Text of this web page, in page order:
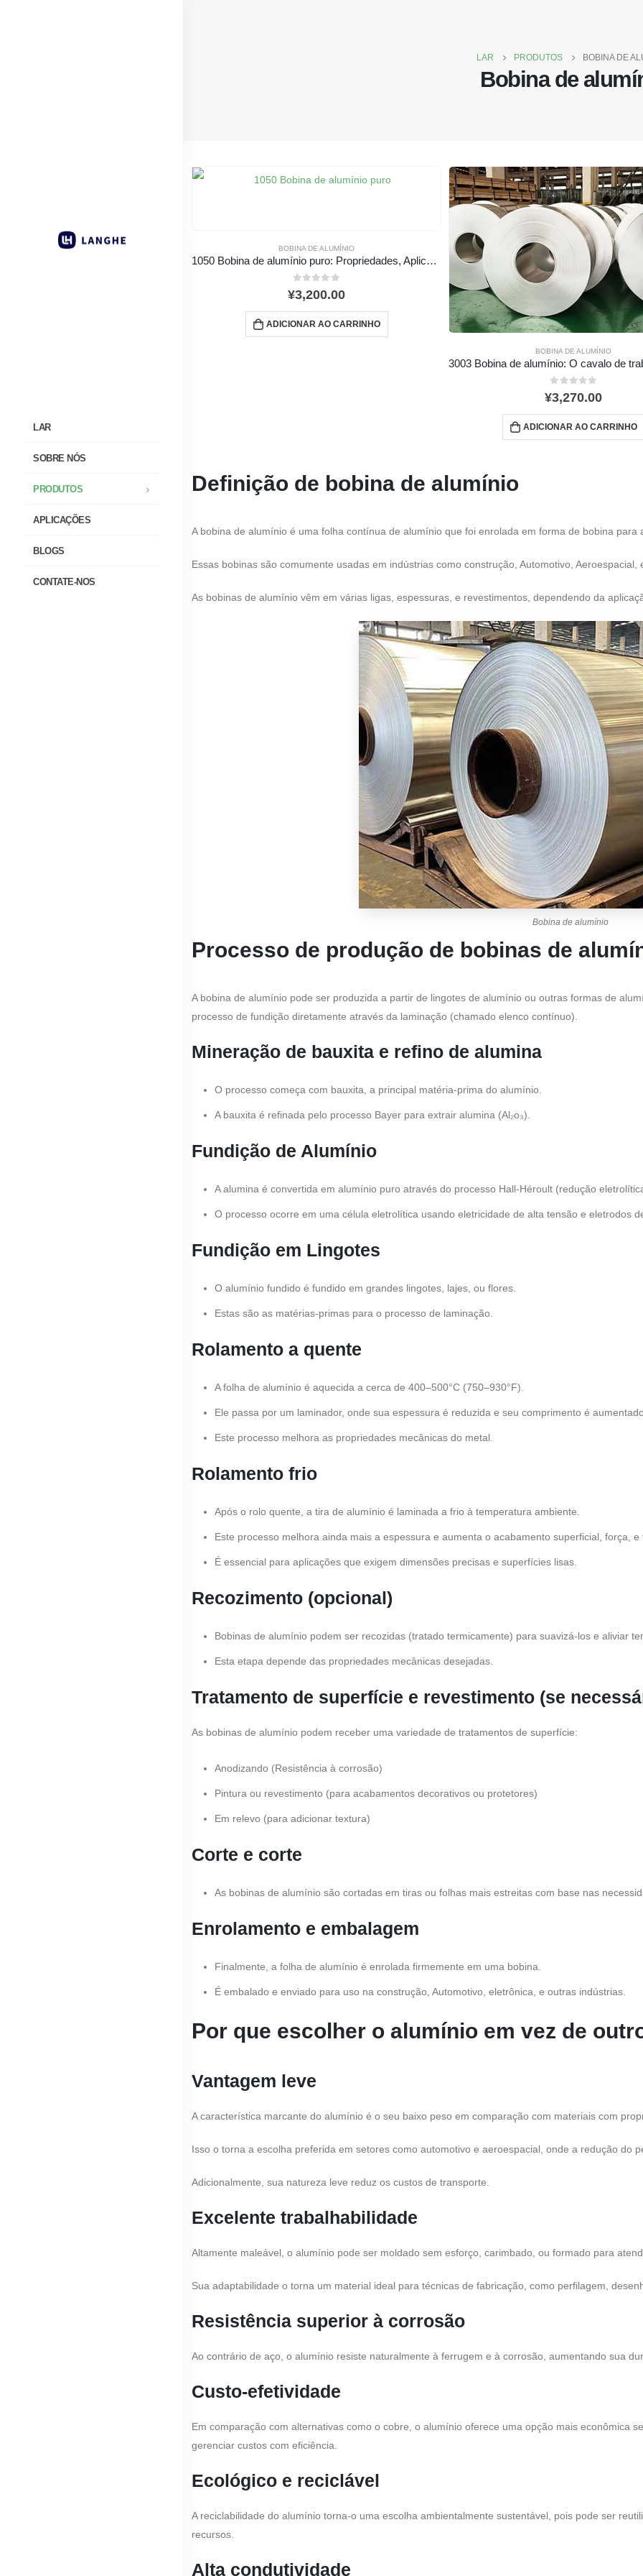
LAR
SOBRE NÓS
PRODUTOS
APLICAÇÕES
BLOGS
CONTATE-NOS
LAR PRODUTOS BOBINA DE
Bobina de
BOBINA DE ALUMÍNIO
1050 Bobina de alumínio puro: Propriedades, Aplicações, e fabricação
0fora de 5
¥3,200.00
ADICIONAR AO CARRINHO
BOBINA DE ALUMÍNIO
0fora de 5
¥3,270.00
ADICIONAR AO CARRINHO
Definição de bobina de alumínio
A bobina de alumínio é uma folha contínua de alumínio que foi enrolada em forma de bobina
Essas bobinas são comumente usadas em indústrias como construção, Automotivo, Aeroespacial,
As bobinas de alumínio vêm em várias ligas, espessuras, e revestimentos, dependendo da
Bobina de alumínio
Processo de produção de bobinas de
A bobina de alumínio pode ser produzida a partir de lingotes de alumínio ou outras formas de
processo de fundição diretamente através da laminação (chamado elenco contínuo).
Mineração de bauxita e refino de alumina
O processo começa com bauxita, a principal matéria-prima do alumínio.
A bauxita é refinada pelo processo Bayer para extrair alumina (Al₂o₃).
Fundição de Alumínio
A alumina é convertida em alumínio puro através do processo Hall-Héroult (redução
O processo ocorre em uma célula eletrolítica usando eletricidade de alta tensão e eletrodos
Fundição em Lingotes
O alumínio fundido é fundido em grandes lingotes, lajes, ou flores.
Estas são as matérias-primas para o processo de laminação.
Rolamento a quente
A folha de alumínio é aquecida a cerca de 400–500°C (750–930°F).
Ele passa por um laminador, onde sua espessura é reduzida e seu comprimento é
Este processo melhora as propriedades mecânicas do metal.
Rolamento frio
Após o rolo quente, a tira de alumínio é laminada a frio à temperatura ambiente.
Este processo melhora ainda mais a espessura e aumenta o acabamento superficial, força, e
É essencial para aplicações que exigem dimensões precisas e superfícies lisas.
Recozimento (opcional)
Bobinas de alumínio podem ser recozidas (tratado termicamente) para suavizá-los e aliviar
Esta etapa depende das propriedades mecânicas desejadas.
Tratamento de superfície e revestimento (se
As bobinas de alumínio podem receber uma variedade de tratamentos de superfície:
Anodizando (Resistência à corrosão)
Pintura ou revestimento (para acabamentos decorativos ou protetores)
Em relevo (para adicionar textura)
Corte e corte
As bobinas de alumínio são cortadas em tiras ou folhas mais estreitas com base nas
Enrolamento e embalagem
Finalmente, a folha de alumínio é enrolada firmemente em uma bobina.
É embalado e enviado para uso na construção, Automotivo, eletrônica, e outras indústrias.
Por que escolher o alumínio em vez de
Vantagem leve
A característica marcante do alumínio é o seu baixo peso em comparação com materiais com
Isso o torna a escolha preferida em setores como automotivo e aeroespacial, onde a redução do
Adicionalmente, sua natureza leve reduz os custos de transporte.
Excelente trabalhabilidade
Altamente maleável, o alumínio pode ser moldado sem esforço, carimbado, ou formado para
Sua adaptabilidade o torna um material ideal para técnicas de fabricação, como perfilagem,
Resistência superior à corrosão
Ao contrário de aço, o alumínio resiste naturalmente à ferrugem e à corrosão, aumentando sua
Custo-efetividade
Em comparação com alternativas como o cobre, o alumínio oferece uma opção mais econômica
gerenciar custos com eficiência.
Ecológico e reciclável
A reciclabilidade do alumínio torna-o uma escolha ambientalmente sustentável, pois pode ser
recursos.
Alta condutividade